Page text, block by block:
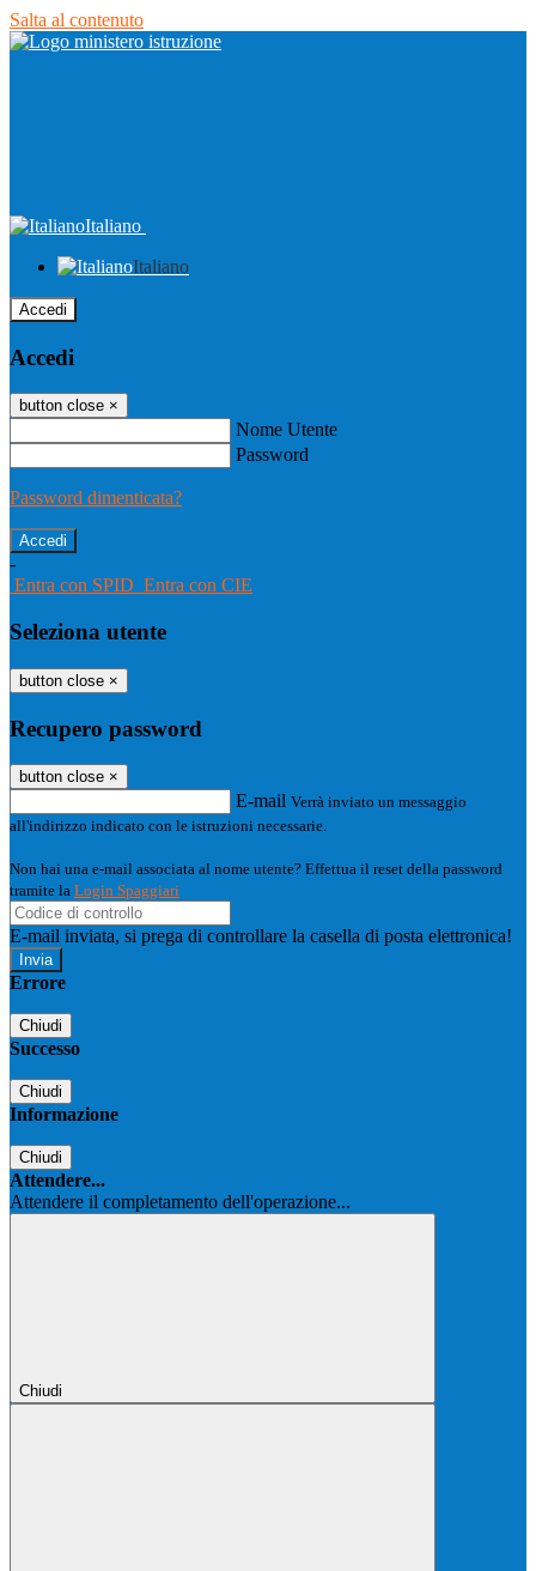
Salta al contenuto
Italiano
Italiano
Accedi
Accedi
button close ×
Nome Utente
Password
Password dimenticata?
-
Entra con SPID Entra con CIE
Seleziona utente
button close ×
Recupero password
button close ×
E-mail Verrà inviato un messaggio
all'indirizzo indicato con le istruzioni necessarie.
Non hai una e-mail associata al nome utente? Effettua il reset della password
tramite la Login Spaggiari
E-mail inviata, si prega di controllare la casella di posta elettronica!
Errore
Chiudi
Successo
Chiudi
Informazione
Chiudi
Attendere...
Attendere il completamento dell'operazione...
Chiudi